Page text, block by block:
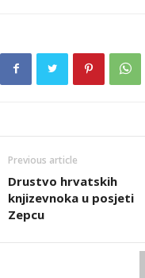
Previous article
Drustvo hrvatskih
knjizevnoka u posjeti
Zepcu